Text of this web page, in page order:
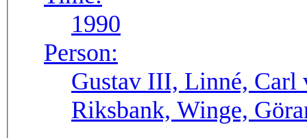
1990
Person:
Gustav III, Linné, Carl
Riksbank, Winge,